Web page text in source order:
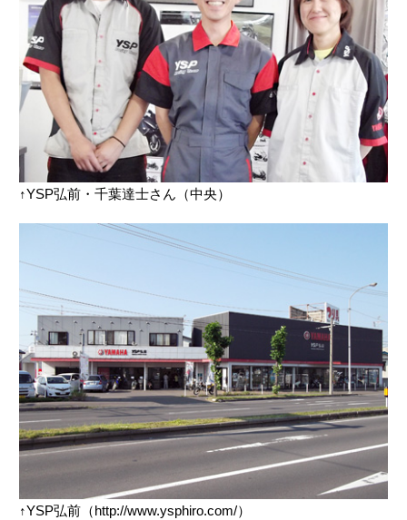
↑YSP弘前・千葉達士さん（中央）
↑YSP弘前（http://www.ysphiro.com/）